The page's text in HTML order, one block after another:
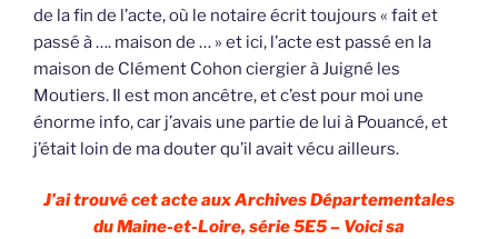
de la fin de l’acte, où le notaire écrit toujours « fait et
passé à …. maison de … » et ici, l’acte est passé en la
maison de Clément Cohon ciergier à Juigné les
Moutiers. Il est mon ancêtre, et c’est pour moi une
énorme info, car j’avais une partie de lui à Pouancé, et
j’était loin de ma douter qu’il avait vécu ailleurs.
J’ai trouvé cet acte aux Archives Départementales
du Maine-et-Loire, série 5E5 – Voici sa